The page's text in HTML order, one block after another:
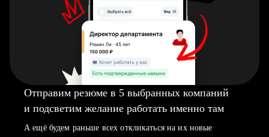
Отправим резюме в 5 выбранных компаний
и подсветим желание работать именно там
А ещё будем раньше всех откликаться на их новые